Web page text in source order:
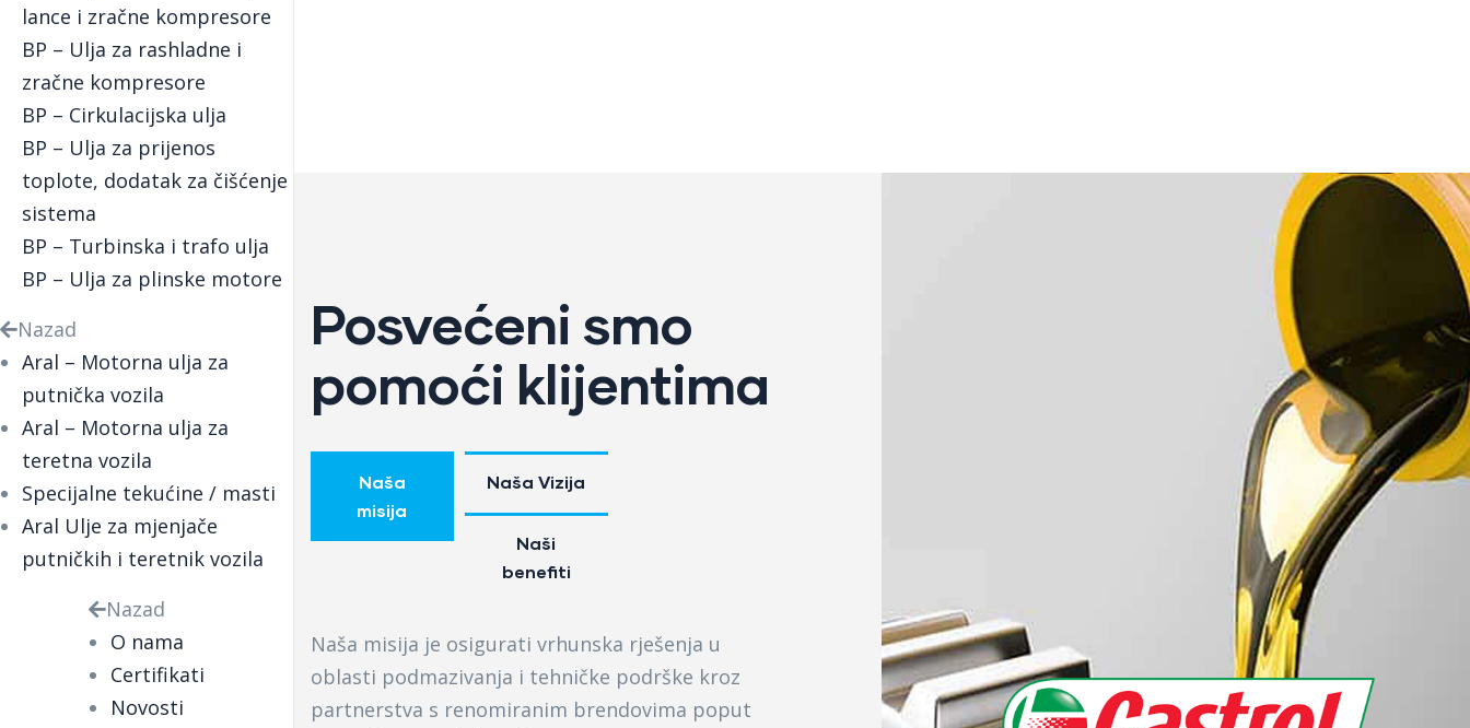
lance i zračne kompresore
BP – Ulja za rashladne i
zračne kompresore
BP – Cirkulacijska ulja
BP – Ulja za prijenos
toplote, dodatak za čišćenje
sistema
BP – Turbinska i trafo ulja
BP – Ulja za plinske motore
Nazad
Aral – Motorna ulja za
putnička vozila
Aral – Motorna ulja za
teretna vozila
Specijalne tekućine / masti
Aral Ulje za mjenjače
putničkih i teretnik vozila
Nazad
O nama
Certifikati
Novosti
Posvećeni smo
pomoći klijentima
Naša
misija
Naša Vizija
Naši
benefiti
Naša misija je osigurati vrhunska rješenja u
oblasti podmazivanja i tehničke podrške kroz
partnerstva s renomiranim brendovima poput